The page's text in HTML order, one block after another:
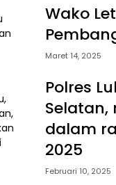
Wako
Maret 14, 2025
Polres
Selatan,
dalam
2025
Februari 10, 2025